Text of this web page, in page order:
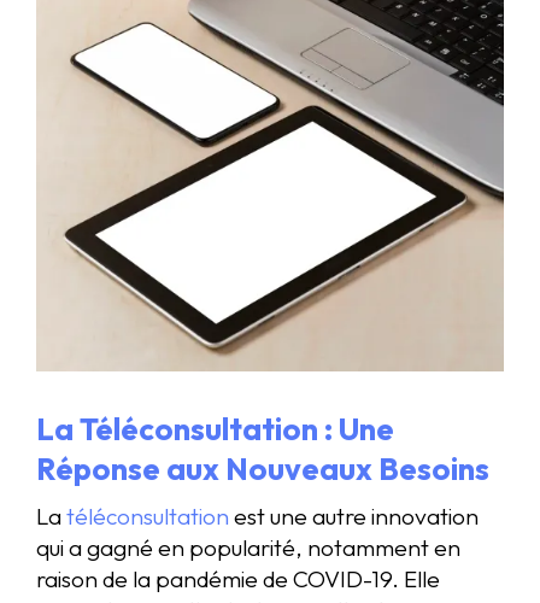
La Téléconsultation : Une
Réponse aux Nouveaux Besoins
Latéléconsultation est une autre innovation
qui a gagné en popularité, notamment en
raison de la pandémie de COVID-19. Elle